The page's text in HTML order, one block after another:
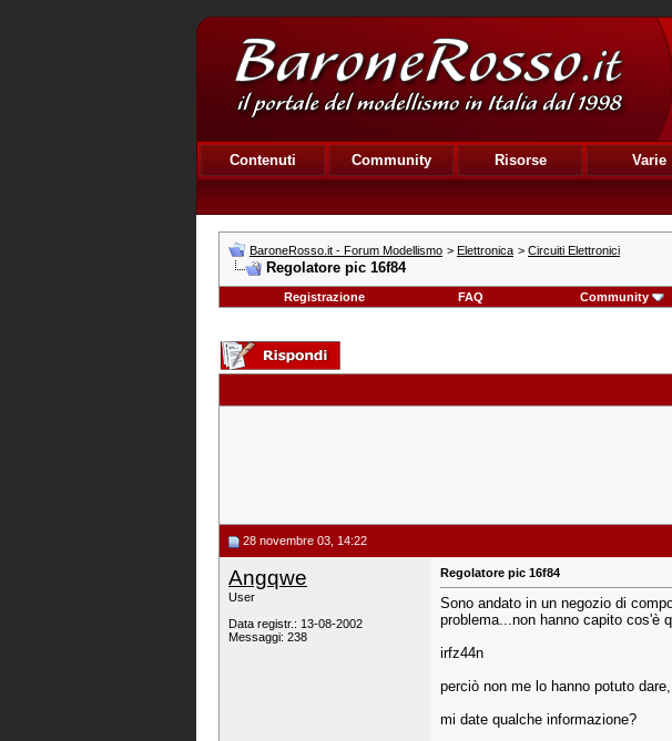
Contenuti Community Risorse Varie
BaroneRosso.it - Forum Modellismo > Elettronica > Circuiti Elettronici
Regolatore pic 16f84
Registrazione
FAQ Community
28 novembre 03, 14:22
Angqwe
User
Data registr.: 13-08-2002
Messaggi: 238
Regolatore pic 16f84
Sono andato in un negozio di
problema...non hanno capito cos'è
irfz44n
perciò non me lo hanno potuto
mi date qualche informazione?